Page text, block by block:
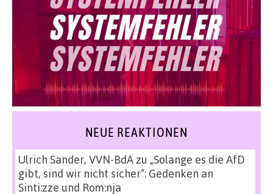
NEUE REAKTIONEN
Ulrich Sander, VVN-BdAzu „Solange es die AfD
gibt, sind wir nicht sicher“: Gedenken an
Sinti:zze und Rom:nja